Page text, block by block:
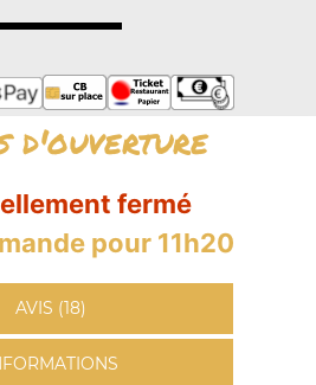
d'ouverture
fermé
pour 11h20
AVIS (18)